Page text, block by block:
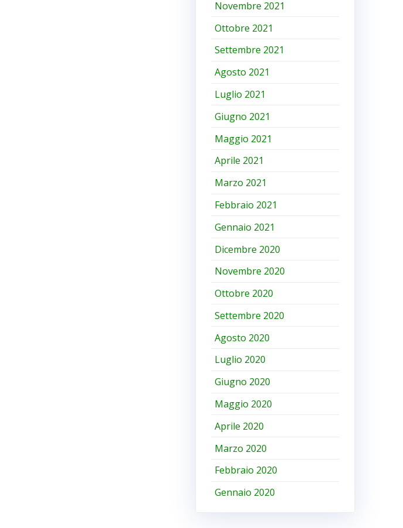
Novembre 2021
Ottobre 2021
Settembre 2021
Agosto 2021
Luglio 2021
Giugno 2021
Maggio 2021
Aprile 2021
Marzo 2021
Febbraio 2021
Gennaio 2021
Dicembre 2020
Novembre 2020
Ottobre 2020
Settembre 2020
Agosto 2020
Luglio 2020
Giugno 2020
Maggio 2020
Aprile 2020
Marzo 2020
Febbraio 2020
Gennaio 2020